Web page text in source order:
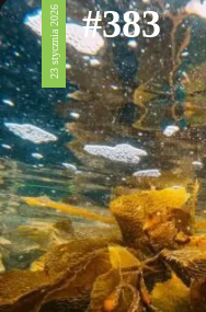
23 stycznia 2026 #383